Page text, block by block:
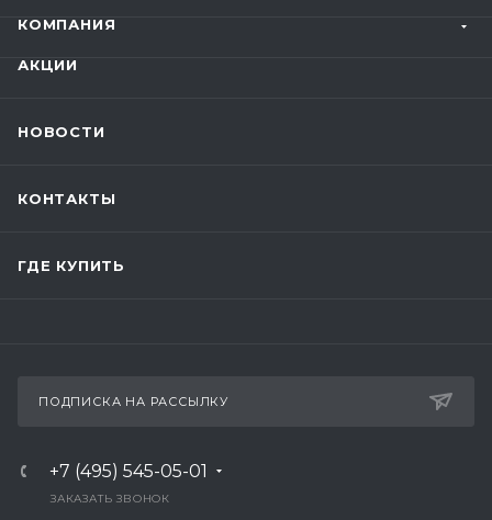
КОМПАНИЯ
АКЦИИ
НОВОСТИ
КОНТАКТЫ
ГДЕ КУПИТЬ
ПОДПИСКА НА РАССЫЛКУ
+7 (495) 545-05-01
ЗАКАЗАТЬ ЗВОНОК